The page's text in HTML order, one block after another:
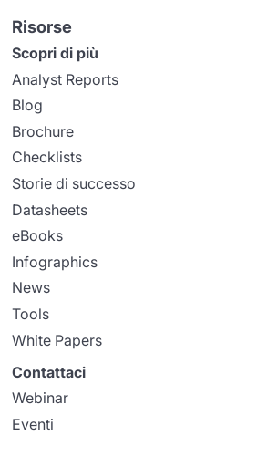
Risorse
Scopri di più
Analyst Reports
Blog
Brochure
Checklists
Storie di successo
Datasheets
eBooks
Infographics
News
Tools
White Papers
Contattaci
Webinar
Eventi